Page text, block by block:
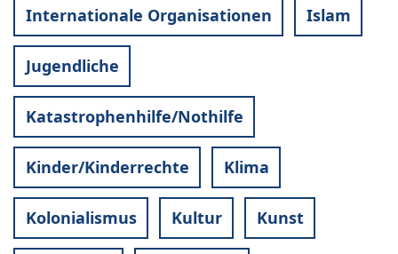
Internationale Organisationen Islam
Jugendliche
Katastrophenhilfe/Nothilfe
Kinder/Kinderrechte Klima
Kolonialismus Kultur Kunst